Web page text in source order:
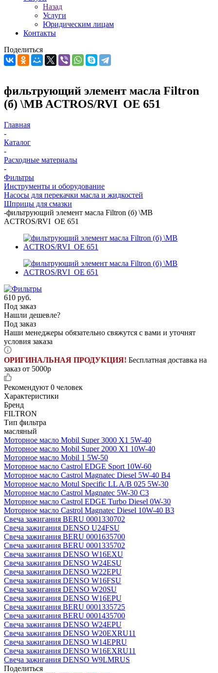
Назад
Услуги
Юридическим лицам
Контакты
Поделиться
фильтрующий элемент масла Filtron
(б) \MB ACTROS/RVI OE 651
Главная
-
Каталог
-
Расходные материалы
-
Фильтры
Инструменты и оборудование
Насосы для перекачки масла и жидкостей
Шприцы для смазки
-фильтрующий элемент масла Filtron (б) \MB
ACTROS/RVI OE 651
610 руб.
Под заказ
Нашли дешевле?
Под заказ
Наши менеджеры обязательно свяжутся с вами и уточнят
условия заказа
ОРИГИНАЛЬНАЯ ПРОДУКЦИЯ! Бесплатная доставка на
заказ от 5000р
Рекомендуют 0 человек
Характеристики
Бренд
FILTRON
Тип фильтра
масляный
Моторное масло Mobil Super 3000 X1 5W-40
Моторное масло Mobil Super 2000 X1 10W-40
Моторное масло Mobil 1 5W-50
Моторное масло Castrol EDGE Sport 10W-60
Моторное масло Castrol Magnatec Diesel 5W-40 В4
Моторное масло Motul Specific LL A/B 025 5W-30
Моторное масло Castrol Magnatec 5W-30 C3
Моторное масло Castrol EDGE Turbo Diesel 0W-30
Моторное масло Castrol Magnatec Diesel 10W-40 B3
Свеча зажигания BERU 0001330702
Свеча зажигания DENSO U24FSU
Свеча зажигания BERU 0001635700
Свеча зажигания BERU 0001335702
Свеча зажигания DENSO W16EXU
Свеча зажигания DENSO W24ESU
Свеча зажигания DENSO W22EPU
Свеча зажигания DENSO W16FSU
Свеча зажигания DENSO W20SU
Свеча зажигания DENSO W16EPU
Свеча зажигания BERU 0001335725
Свеча зажигания BERU 0001435700
Свеча зажигания DENSO W24EPU
Свеча зажигания DENSO W20EXRU11
Свеча зажигания DENSO W14EPRU
Свеча зажигания DENSO W16EXRU11
Свеча зажигания DENSO W9LMRUS
Поделиться